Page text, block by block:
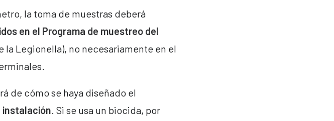
la toma de muestras deberá
en el Programa de muestreo del
la Legionella), no necesariamente en el
de cómo se haya diseñado el
instalación. Si se usa un biocida, por